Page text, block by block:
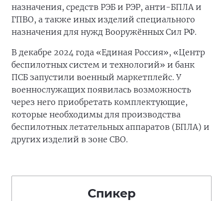
назначения, средств РЭБ и РЭР, анти-БПЛА и
ГПВО, а также иных изделий специального
назначения для нужд Вооружённых Сил РФ.
В декабре 2024 года «Единая Россия», «Центр
беспилотных систем и технологий» и банк
ПСБ запустили военный маркетплейс. У
военнослужащих появилась возможность
через него приобретать комплектующие,
которые необходимы для производства
беспилотных летательных аппаратов (БПЛА) и
других изделий в зоне СВО.
Спикер